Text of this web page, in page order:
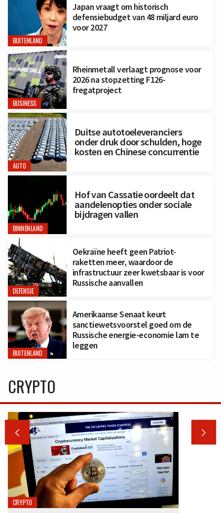
BUITENLAND
Japan vraagt om historisch
defensiebudget van 48 miljard euro
voor 2027
BUSINESS
Rheinmetall verlaagt prognose voor
2026 na stopzetting F126-
fregatproject
AUTO
Duitse autotoeleveranciers
onder druk door schulden, hoge
kosten en Chinese concurrentie
BINNENLAND
Hof van Cassatie oordeelt dat
aandelenopties onder sociale
bijdragen vallen
DEFENSIE
Oekraïne heeft geen Patriot-
raketten meer, waardoor de
infrastructuur zeer kwetsbaar is voor
Russische aanvallen
BUITENLAND
Amerikaanse Senaat keurt
sanctiewetsvoorstel goed om de
Russische energie-economie lam te
leggen
CRYPTO
 
CRYPTO